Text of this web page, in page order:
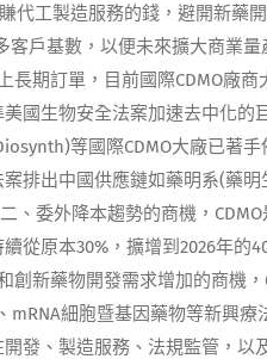
代工製造服務的錢，避開新藥
戶基數，以便未來擴大商業量
期訂單，目前國際CDMO廠
國生物安全法案加速去中化
等國際CDMO大廠已著
排出中國供應鏈如藥明系(藥
、委外降本趨勢的商機，
從原本30%，擴增到2026年的
新藥物開發需求增加的商機
mRNA細胞暨基因藥物等新興
發、製造服務、法規監管，以